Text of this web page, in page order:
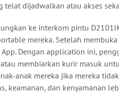
telat dijadwalkan atau akses
ke interkom pintu
mereka. Setelah
Dengan application ini,
membiarkan kurir masuk
anak mereka jika mereka
keamanan, dan kenyamanan